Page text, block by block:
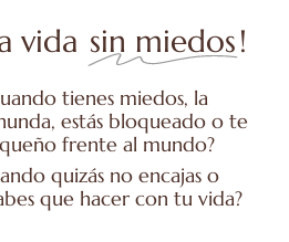
vida sin miedos!
tienes miedos, la
estás bloqueado o te
frente al mundo?
quizás no encajas o
que hacer con tu vida?